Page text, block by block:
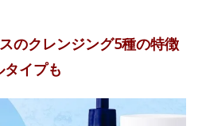
のクレンジング5種の特徴
イプも